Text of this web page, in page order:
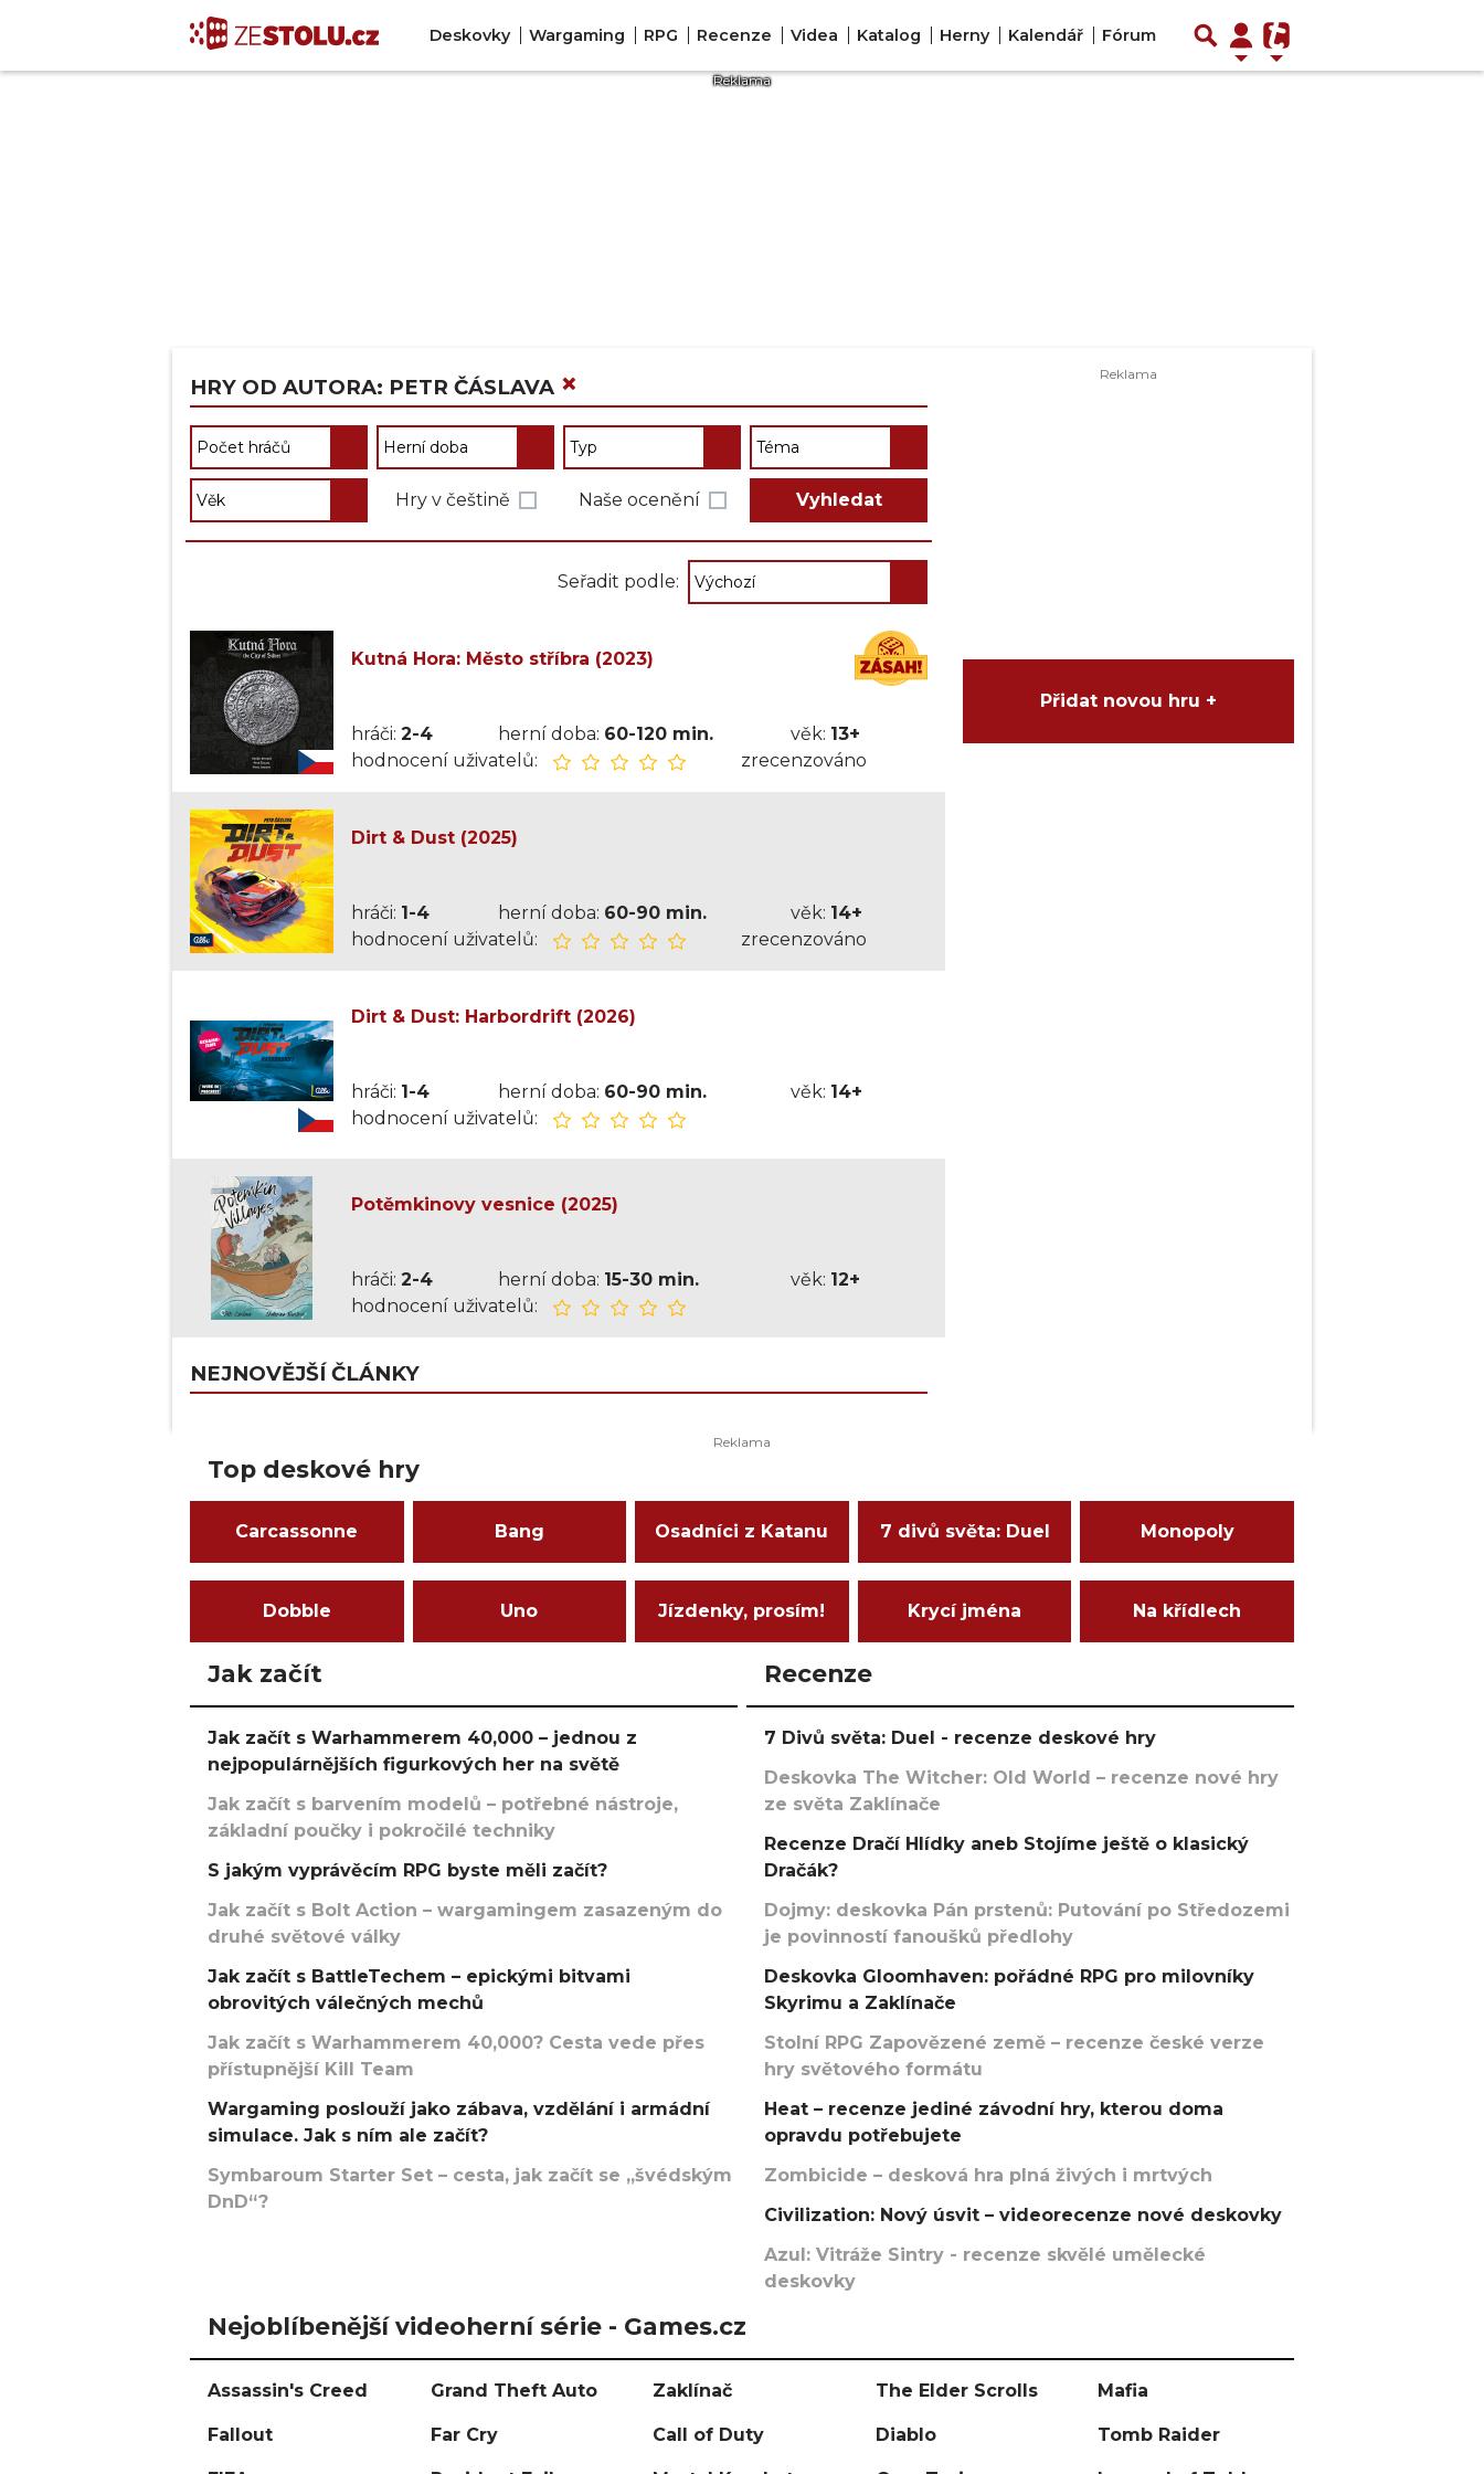
Deskovky Wargaming RPG Recenze Videa Katalog Herny Kalendář Fórum
HRY OD AUTORA: PETR ČÁSLAVA ×
Hry v češtině Naše ocenění Vyhledat
Seřadit podle:
Kutná Hora: Město stříbra (2023)
hráči: 2-4 herní doba: 60-120 min. věk: 13+
hodnocení uživatelů:
zrecenzováno
Dirt & Dust (2025)
hráči: 1-4 herní doba: 60-90 min. věk: 14+
hodnocení uživatelů:
zrecenzováno
Dirt & Dust: Harbordrift (2026)
hráči: 1-4 herní doba: 60-90 min. věk: 14+
hodnocení uživatelů:
Potěmkinovy vesnice (2025)
hráči: 2-4 herní doba: 15-30 min. věk: 12+
hodnocení uživatelů:
NEJNOVĚJŠÍ ČLÁNKY
Přidat novou hru +
Top deskové hry
Carcassonne Bang Osadníci z Katanu 7 divů světa: Duel Monopoly
Dobble Uno Jízdenky, prosím! Krycí jména Na křídlech
Jak začít
Jak začít s Warhammerem 40,000 – jednou z
nejpopulárnějších figurkových her na světě
Jak začít s barvením modelů – potřebné nástroje,
základní poučky i pokročilé techniky
S jakým vyprávěcím RPG byste měli začít?
Jak začít s Bolt Action – wargamingem zasazeným do
druhé světové války
Jak začít s BattleTechem – epickými bitvami
obrovitých válečných mechů
Jak začít s Warhammerem 40,000? Cesta vede přes
přístupnější Kill Team
Wargaming poslouží jako zábava, vzdělání i armádní
simulace. Jak s ním ale začít?
Symbaroum Starter Set – cesta, jak začít se „švédským
DnD“?
Recenze
7 Divů světa: Duel - recenze deskové hry
Deskovka The Witcher: Old World – recenze nové hry
ze světa Zaklínače
Recenze Dračí Hlídky aneb Stojíme ještě o klasický
Dračák?
Dojmy: deskovka Pán prstenů: Putování po Středozemi
je povinností fanoušků předlohy
Deskovka Gloomhaven: pořádné RPG pro milovníky
Skyrimu a Zaklínače
Stolní RPG Zapovězené země – recenze české verze
hry světového formátu
Heat – recenze jediné závodní hry, kterou doma
opravdu potřebujete
Zombicide – desková hra plná živých i mrtvých
Civilization: Nový úsvit – videorecenze nové deskovky
Azul: Vitráže Sintry - recenze skvělé umělecké
deskovky
Nejoblíbenější videoherní série - Games.cz
Assassin's Creed Grand Theft Auto Zaklínač The Elder Scrolls Mafia
Fallout Far Cry Call of Duty Diablo Tomb Raider